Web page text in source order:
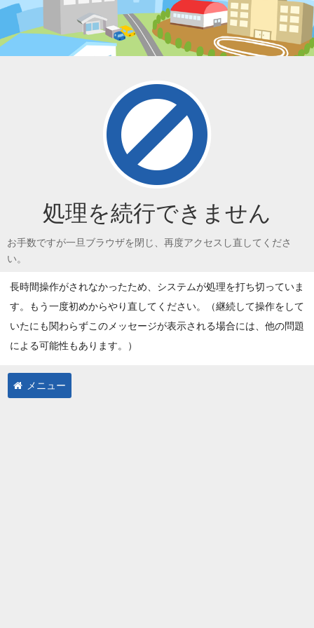
処理を続行できません
お手数ですが一旦ブラウザを閉じ、再度アクセスし直してくださ
い。
長時間操作がされなかったため、システムが処理を打ち切っていま
す。もう一度初めからやり直してください。（継続して操作をして
いたにも関わらずこのメッセージが表示される場合には、他の問題
による可能性もあります。）
メニュー